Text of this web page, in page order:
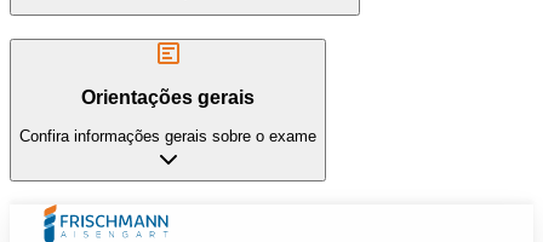
Orientações gerais
Confira informações gerais sobre o exame